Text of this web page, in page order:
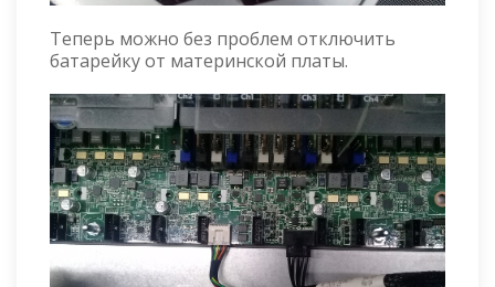
Теперь можно без проблем отключить
батарейку от материнской платы.